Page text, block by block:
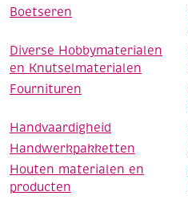
Boetseren
Diverse Hobbymaterialen
en Knutselmaterialen
Fournituren
Handvaardigheid
Handwerkpakketten
Houten materialen en
producten